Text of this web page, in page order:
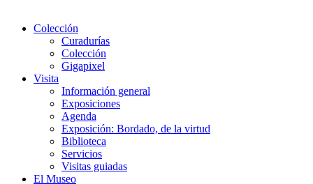
Colección
Curadurías
Colección
Gigapixel
Visita
Información general
Exposiciones
Agenda
Exposición: Bordado, de la virtud
Biblioteca
Servicios
Visitas guiadas
El Museo